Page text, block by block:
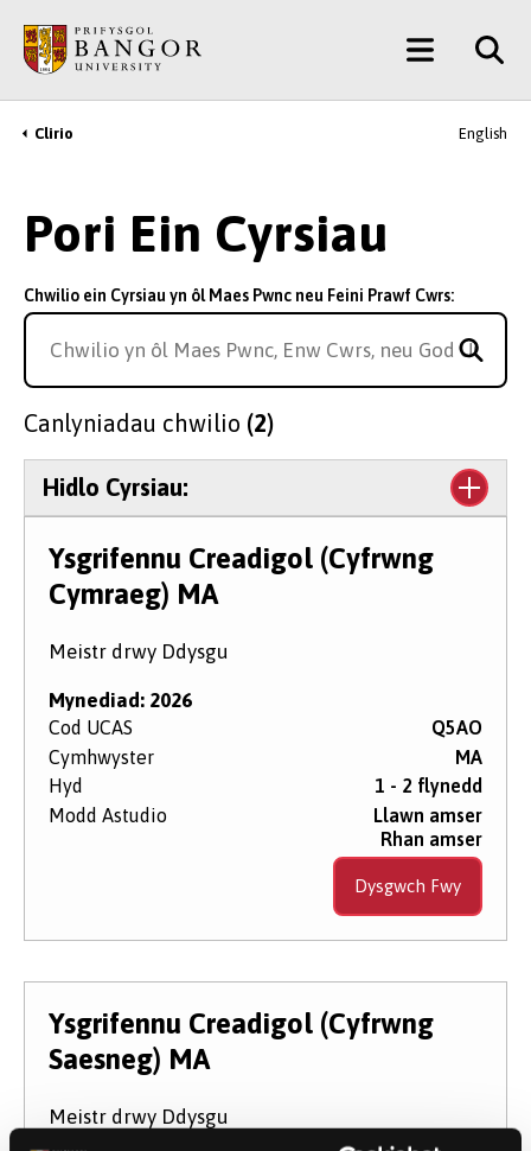
Prif
Gynnwys
Main
Menu
Breadcrumb
Clirio English
Pori Ein Cyrsiau
Chwilio ein Cyrsiau yn ôl Maes Pwnc neu Feini Prawf Cwrs:
Canlyniadau chwilio (2)
Hidlo Cyrsiau:
Lefel Astudio
Dyddiad Dechrau
Math o Gwrs
Ysgrifennu Creadigol (Cyfrwng
Cymraeg) MA
Meistr drwy Ddysgu
Mynediad: 2026
Cod UCAS
Q5AO
Cymhwyster
MA
Hyd
1 - 2 flynedd
Modd Astudio
Llawn amser
Rhan amser
Dysgwch Fwy
Ysgrifennu Creadigol (Cyfrwng
Saesneg) MA
Meistr drwy Ddysgu